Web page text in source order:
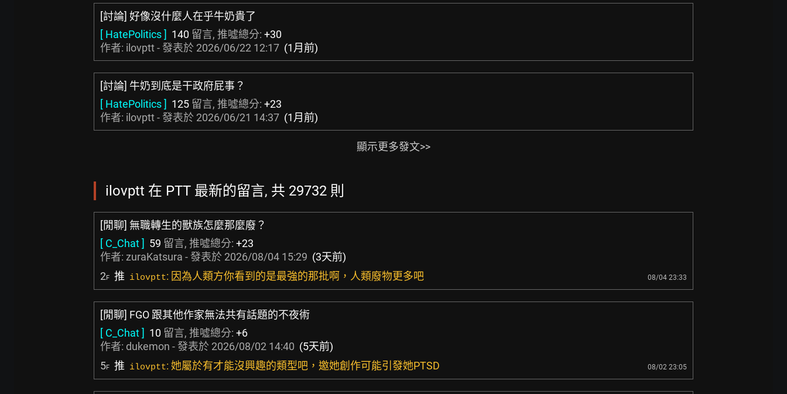
[討論] 好像沒什麼人在乎牛奶貴了
[ HatePolitics ] 140 留言, 推噓總分: +30
作者: ilovptt - 發表於 2026/06/22 12:17 (1月前)
[討論] 牛奶到底是干政府屁事？
[ HatePolitics ] 125 留言, 推噓總分: +23
作者: ilovptt - 發表於 2026/06/21 14:37 (1月前)
顯示更多發文>>
ilovptt 在 PTT 最新的留言, 共 29732 則
[閒聊] 無職轉生的獸族怎麼那麼廢？
[ C_Chat ] 59 留言, 推噓總分: +23
作者: zuraKatsura - 發表於 2026/08/04 15:29 (3天前)
2F 推 ilovptt: 因為人類方你看到的是最強的那批啊，人類廢物更多吧 08/04 23:33
[閒聊] FGO 跟其他作家無法共有話題的不夜術
[ C_Chat ] 10 留言, 推噓總分: +6
作者: dukemon - 發表於 2026/08/02 14:40 (5天前)
5F 推 ilovptt: 她屬於有才能沒興趣的類型吧，邀她創作可能引發她PTSD 08/02 23:05